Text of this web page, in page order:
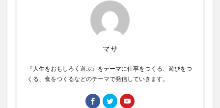
マサ
『人生をおもしろく遊ぶ』をテーマに仕事をつくる、遊びをつ
くる、食をつくるなどのテーマで発信していきます。